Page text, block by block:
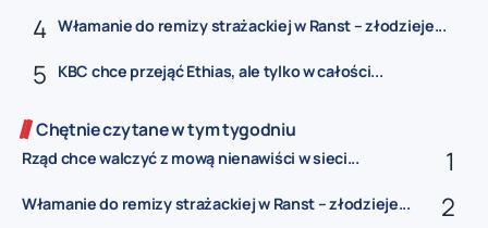
Włamanie do remizy strażackiej w Ranst – złodzieje...
KBC chce przejąć Ethias, ale tylko w całości...
Chętnie czytane w tym tygodniu
Rząd chce walczyć z mową nienawiści w sieci...
Włamanie do remizy strażackiej w Ranst – złodzieje...